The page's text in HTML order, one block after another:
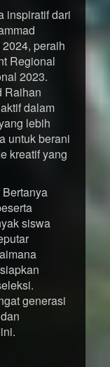
inspiratif dari
peraih
Regional
2023.
Raihan
dalam
lebih
untuk berani
kreatif yang
siswa
generasi